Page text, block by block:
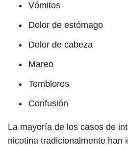
Vómitos
Dolor de estómago
Dolor de cabeza
Mareo
Temblores
Confusión
La mayoría de los casos de
nicotina tradicionalmente han